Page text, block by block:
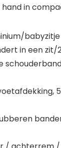
in
in een zit/